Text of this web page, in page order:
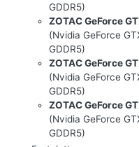
GDDR5)
ZOTAC GeForce
(Nvidia GeForce
GDDR5)
ZOTAC GeForce
(Nvidia GeForce
GDDR5)
ZOTAC GeForce
(Nvidia GeForce
GDDR5)